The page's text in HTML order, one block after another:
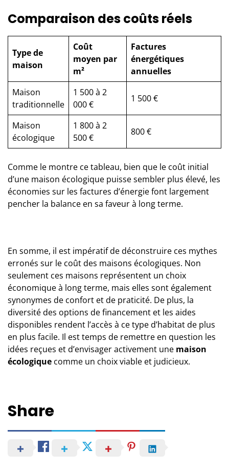
Comparaison des coûts réels
Type de
maison
Coût
moyen par
m²
Factures
énergétiques
annuelles
Maison
traditionnelle
1 500 à 2
000 €
1 500 €
Maison
écologique
1 800 à 2
500 €
800 €
Comme le montre ce tableau, bien que le coût initial
d’une maison écologique puisse sembler plus élevé, les
économies sur les factures d’énergie font largement
pencher la balance en sa faveur à long terme.
En somme, il est impératif de déconstruire ces mythes
erronés sur le coût des maisons écologiques. Non
seulement ces maisons représentent un choix
économique à long terme, mais elles sont également
synonymes de confort et de praticité. De plus, la
diversité des options de financement et les aides
disponibles rendent l’accès à ce type d’habitat de plus
en plus facile. Il est temps de remettre en question les
idées reçues et d’envisager activement une maison
écologique comme un choix viable et judicieux.
Share